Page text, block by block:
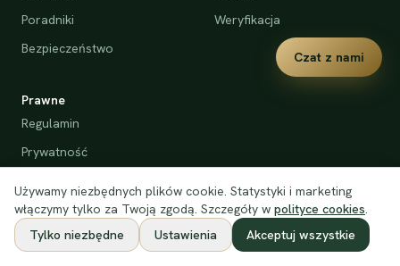
Poradniki
Bezpieczeństwo
Weryfikacja
Prawne
Regulamin
Prywatność
Deklaracja dostępności
Czat z nami
Używamy niezbędnych plików cookie. Statystyki i marketing
włączymy tylko za Twoją zgodą. Szczegóły w polityce cookies.
Tylko niezbędne
Ustawienia Akceptuj wszystkie